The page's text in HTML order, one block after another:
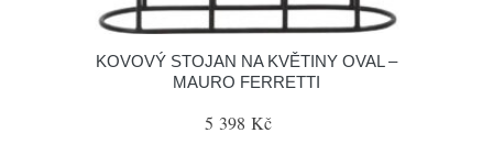
KOVOVÝ STOJAN NA KVĚTINY OVAL –
MAURO FERRETTI
5 398 Kč